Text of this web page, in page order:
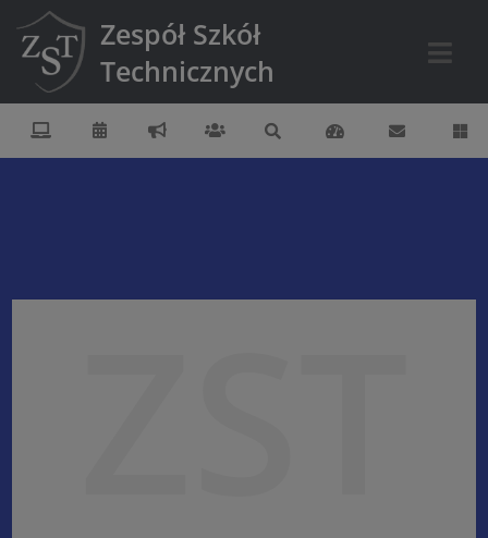
Zespół Szkół
Technicznych